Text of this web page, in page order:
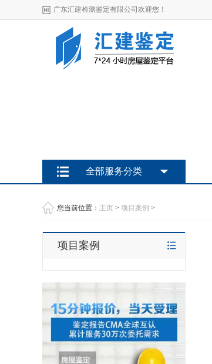
广东汇建检测鉴定有限公司欢迎您！
全部服务分类
您当前位置： 主页 > 项目案例 >
项目案例